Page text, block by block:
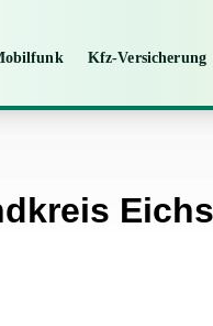
Kfz-Versicherung